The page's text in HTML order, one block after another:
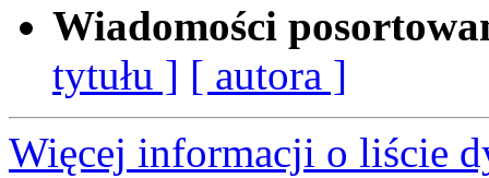
Wiadomości
tytułu ] [ autora ]
Więcej informacji o liście